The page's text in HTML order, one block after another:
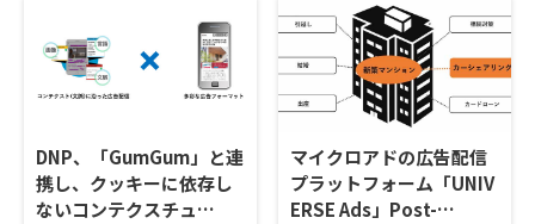
DNP、「GumGum」と連
携し、クッキーに依存し
ないコンテクスチュ…
マイクロアドの広告配信
プラットフォーム「UNIV
ERSE Ads」Post-…